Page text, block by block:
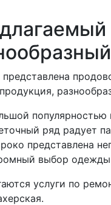
популярностью
ряд радует
представлена
выбор одежды
услуги по